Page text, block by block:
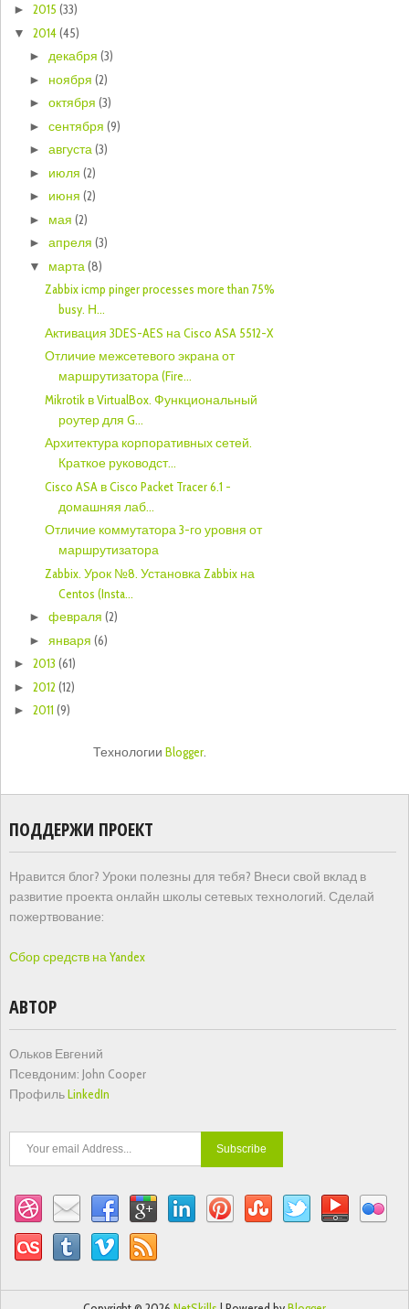
►2015(33)
▼2014(45)
► декабря(3)
► ноября(2)
►октября(3)
►сентября(9)
►августа(3)
► июля(2)
► июня(2)
► мая(2)
►апреля(3)
▼ марта(8)
Zabbix icmp pinger processes more than 75%
busy. Н...
Активация 3DES-AES на Cisco ASA 5512-X
Отличие межсетевого экрана от
маршрутизатора (Fire...
Mikrotik в VirtualBox. Функциональный
роутер для G...
Архитектура корпоративных сетей.
Краткое руководст...
Cisco ASA в Cisco Packet Tracer 6.1 -
домашняя лаб...
Отличие коммутатора 3-го уровня от
маршрутизатора
Zabbix. Урок №8. Установка Zabbix на
Centos (Insta...
►февраля(2)
►января(6)
►2013(61)
►2012(12)
►2011(9)
ТехнологииBlogger
ПОДДЕРЖИ ПРОЕКТ
Нравится блог? Уроки полезны для тебя? Внеси свой вклад в
развитие проекта онлайн школы сетевых технологий. Сделай
пожертвование:
Сбор средств на Yandex
АВТОР
Ольков Евгений
Псевдоним: John Cooper
ПрофильLinkedIn